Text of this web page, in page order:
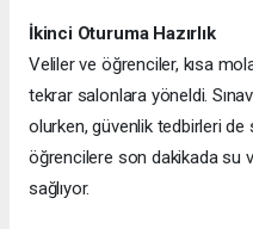
İkinci Oturuma Hazırlık
Veliler ve öğrenciler, kısa
tekrar salonlara yöneldi.
olurken, güvenlik tedbirleri
öğrencilere son dakikada su
sağlıyor.